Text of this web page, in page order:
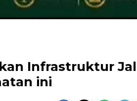
Infrastruktur
ini